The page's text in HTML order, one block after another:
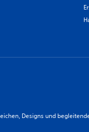
Designs und